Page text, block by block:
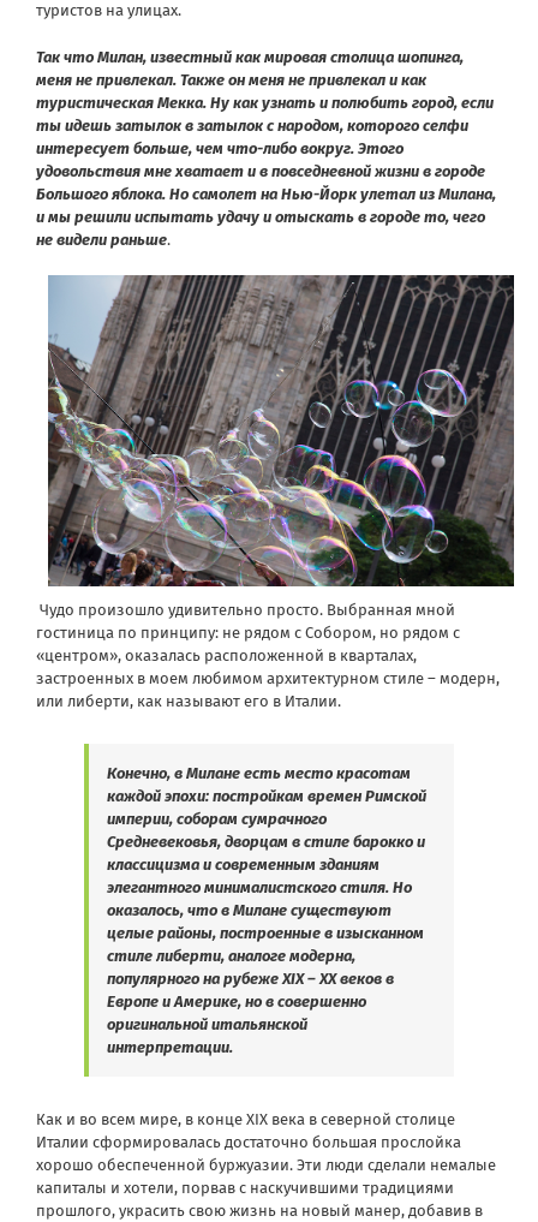
туристов на улицах.
Так что Милан, известный как мировая столица шопинга,
меня не привлекал. Также он меня не привлекал и как
туристическая Мекка. Ну как узнать и полюбить город, если
ты идешь затылок в затылок с народом, которого селфи
интересует больше, чем что-либо вокруг. Этого
удовольствия мне хватает и в повседневной жизни в городе
Большого яблока. Но самолет на Нью-Йорк улетал из Милана,
и мы решили испытать удачу и отыскать в городе то, чего
не видели раньше.
Чудо произошло удивительно просто. Выбранная мной
гостиница по принципу: не рядом с Собором, но рядом с
«центром», оказалась расположенной в кварталах,
застроенных в моем любимом архитектурном стиле – модерн,
или либерти, как называют его в Италии.
Конечно, в Милане есть место красотам
каждой эпохи: постройкам времен Римской
империи, соборам сумрачного
Средневековья, дворцам в стиле барокко и
классицизма и современным зданиям
элегантного минималистского стиля. Но
оказалось, что в Милане существуют
целые районы, построенные в изысканном
стиле либерти, аналоге модерна,
популярного на рубеже XIX – XX веков в
Европе и Америке, но в совершенно
оригинальной итальянской
интерпретации.
Как и во всем мире, в конце XIX века в северной столице
Италии сформировалась достаточно большая прослойка
хорошо обеспеченной буржуазии. Эти люди сделали немалые
капиталы и хотели, порвав с наскучившими традициями
прошлого, украсить свою жизнь на новый манер, добавив в